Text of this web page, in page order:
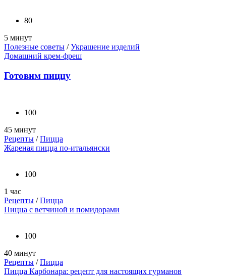
80
5 минут
Полезные советы /Украшение изделий
Домашний крем-фреш
Готовим пиццу
100
45 минут
Рецепты /Пицца
Жареная пицца по-итальянски
100
1 час
Рецепты /Пицца
Пицца с ветчиной и помидорами
100
40 минут
Рецепты /Пицца
Пицца Карбонара: рецепт для настоящих гурманов